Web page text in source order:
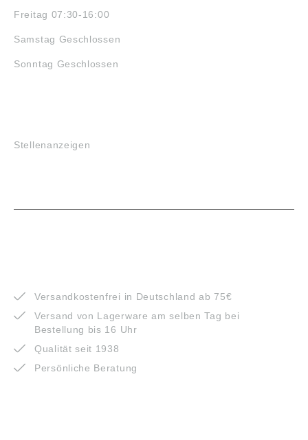
Freitag 07:30-16:00
Samstag Geschlossen
Sonntag Geschlossen
Stellenanzeigen
Versandkostenfrei in Deutschland ab 75€
Versand von Lagerware am selben Tag bei
Bestellung bis 16 Uhr
Qualität seit 1938
Persönliche Beratung